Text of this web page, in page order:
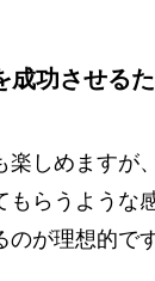
成功させる
楽しめますが
もらうような
が理想的です